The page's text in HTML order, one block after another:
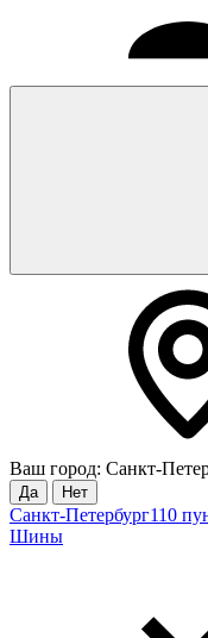
Ваш город: Санкт-
Да Нет
Санкт-Петербург110
Шины